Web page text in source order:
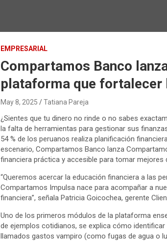
EMPRESARIAL
Compartamos Banco
plataforma que fortalecer
May 8, 2025 Tatiana Pareja
¿Sientes que tu dinero no rinde o no sabes
la falta de herramientas para gestionar sus
54 % de los peruanos realiza planificación
escenario, Compartamos Banco lanza
financiera práctica y accesible para tomar mejores
“Queremos acercar la educación financiera a las
Compartamos Impulsa nace para acompañar a
financiera”, señala Patricia Goicochea, gerente
Uno de los primeros módulos de la plataforma
de ejemplos cotidianos, se explica cómo
llamados gastos vampiro (como fugas de agua o